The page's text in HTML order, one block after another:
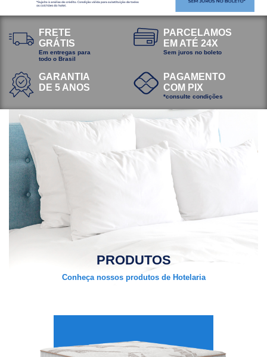
FRETE
GRÁTIS
Em entregas para
todo o Brasil
PARCELAMOS
EM ATÉ 24X
Sem juros no boleto
GARANTIA
DE 5 ANOS
PAGAMENTO
COM PIX
*consulte condições
PRODUTOS
Conheça nossos produtos de Hotelaria